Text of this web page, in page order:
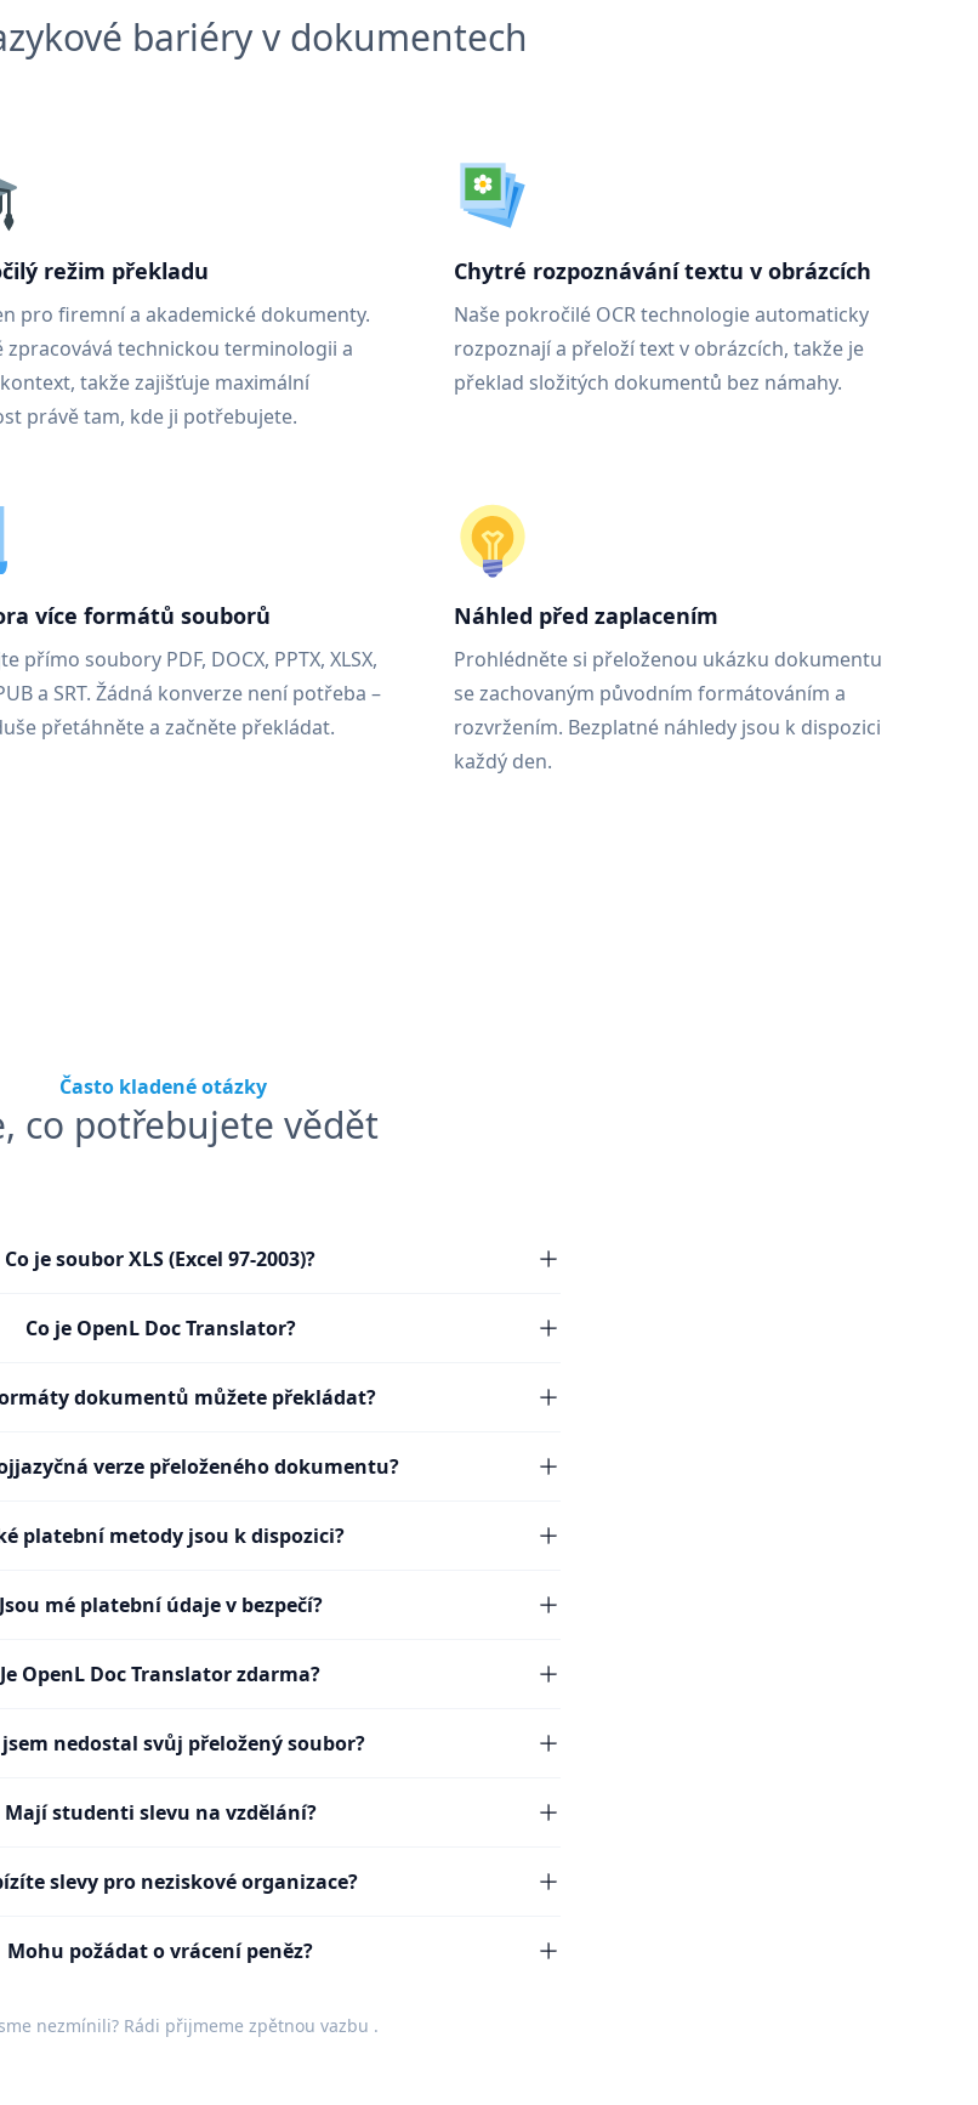
bariéry v dokumentech
režim překladu
pro firemní a akademické dokumenty.
zpracovává technickou terminologii a
takže zajišťuje maximální
právě tam, kde ji potřebujete.
Chytré rozpoznávání textu v obrázcích
Naše pokročilé OCR technologie automaticky
rozpoznají a přeloží text v obrázcích, takže je
překlad složitých dokumentů bez námahy.
více formátů souborů
přímo soubory PDF, DOCX, PPTX, XLSX,
a SRT. Žádná konverze není potřeba –
přetáhněte a začněte překládat.
Náhled před zaplacením
Prohlédněte si přeloženou ukázku dokumentu
se zachovaným původním formátováním a
rozvržením. Bezplatné náhledy jsou k dispozici
každý den.
Často kladené otázky
co potřebujete vědět
Co je soubor XLS (Excel 97-2003)?
Co je OpenL Doc Translator?
dokumentů můžete překládat?
verze přeloženého dokumentu?
platební metody jsou k dispozici?
Jsou mé platební údaje v bezpečí?
Je OpenL Doc Translator zdarma?
jsem nedostal svůj přeložený soubor?
Mají studenti slevu na vzdělání?
slevy pro neziskové organizace?
Mohu požádat o vrácení peněz?
nezmínili? Rádi přijmeme zpětnou vazbu .